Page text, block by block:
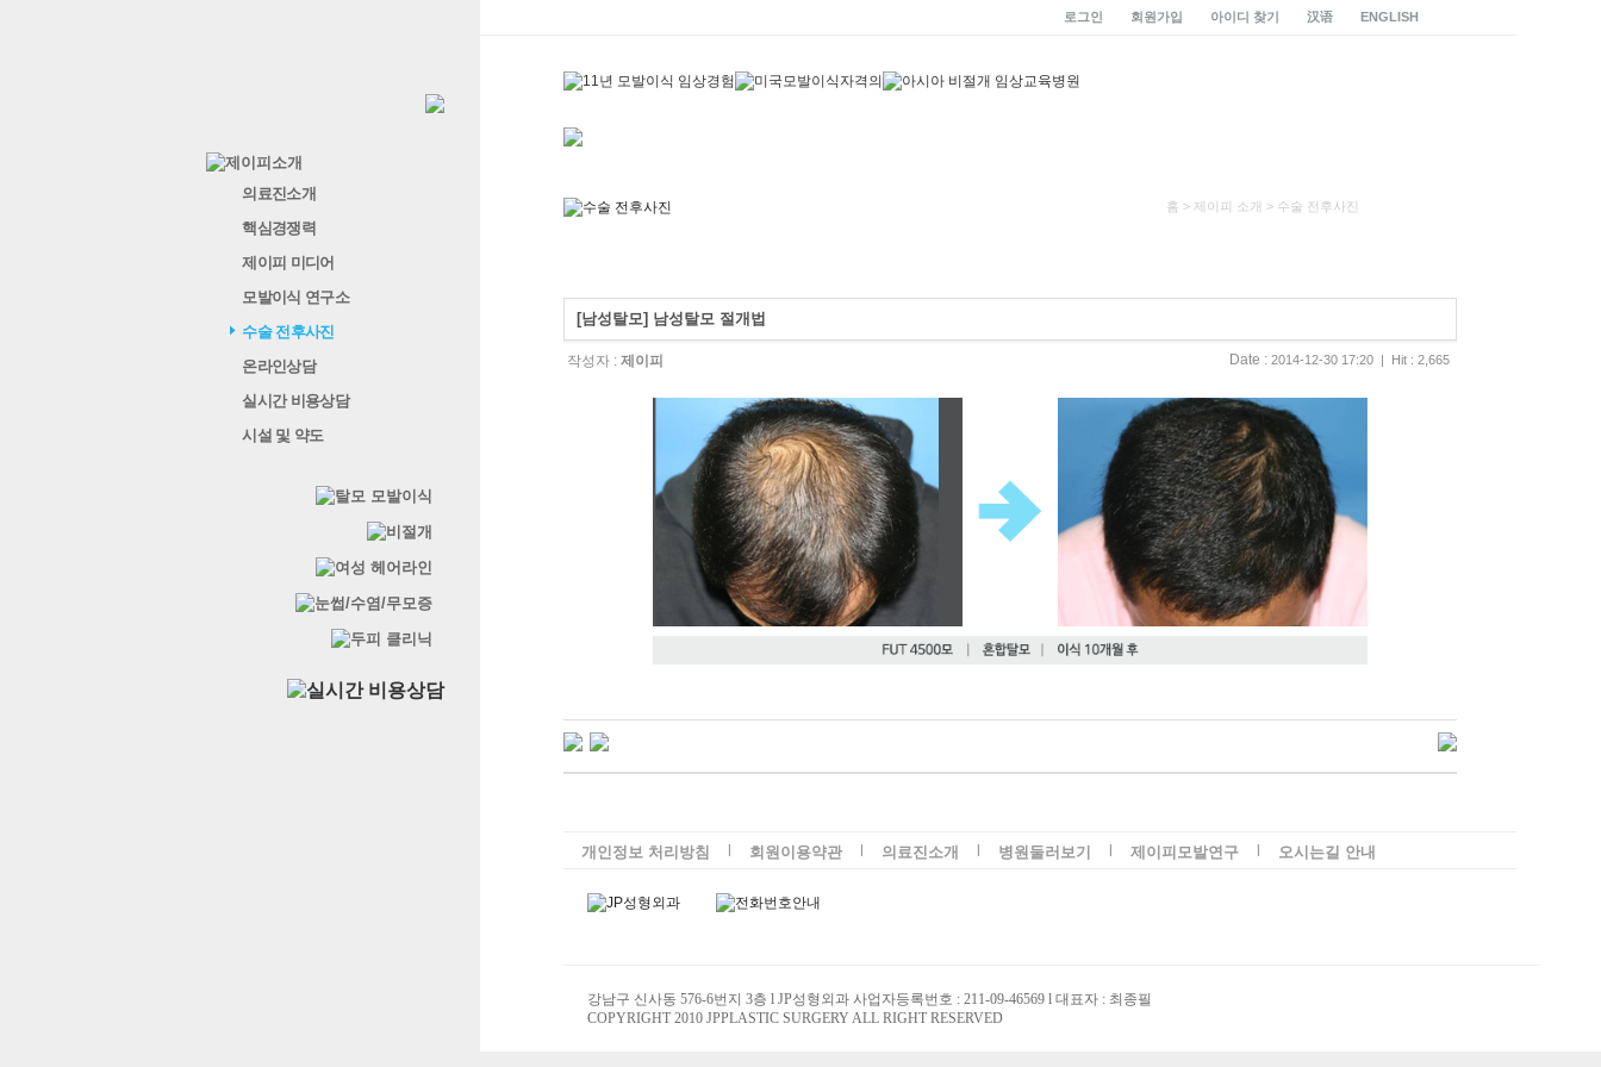
의료진소개
핵심경쟁력
제이피 미디어
모발이식 연구소
수술 전후사진
온라인상담
실시간 비용상담
시설 및 약도
로그인 회원가입 아이디 찾기 汉语 ENGLISH
홈 > 제이피 소개 > 수술 전후사진
[남성탈모] 남성탈모 절개법
작성자 :제이피 Date :2014-12-30 17:20 | Hit : 2,665
개인정보 처리방침 회원이용약관 의료진소개 병원둘러보기 제이피모발연구 오시는길 안내
강남구 신사동 576-6번지 3층 l JP성형외과 사업자등록번호 : 211-09-46569 l 대표자 : 최종필
COPYRIGHT 2010 JPPLASTIC SURGERY ALL RIGHT RESERVED